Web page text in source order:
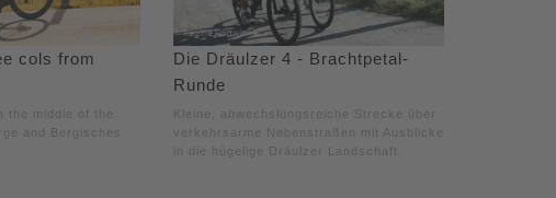
cols from
middle of the
and Bergisches
Die Dräulzer 4 - Brachtpetal-
Runde
Kleine, abwechslungsreiche Strecke über
verkehrsarme Nebenstraßen mit Ausblicken
in die hügelige Dräulzer Landschaft.